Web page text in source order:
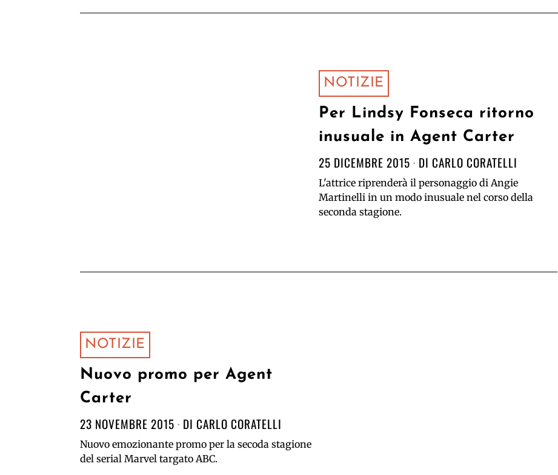
NOTIZIE
Per Lindsy Fonseca ritorno
inusuale in Agent Carter
25 DICEMBRE 2015 DI CARLO CORATELLI
L'attrice riprenderà il personaggio di Angie
Martinelli in un modo inusuale nel corso della
seconda stagione.
NOTIZIE
Nuovo promo per Agent
Carter
23 NOVEMBRE 2015 DI CARLO CORATELLI
Nuovo emozionante promo per la secoda stagione
del serial Marvel targato ABC.